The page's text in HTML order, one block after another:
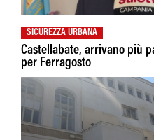
SICUREZZA URBANA
Castellabate, arrivano più
per Ferragosto